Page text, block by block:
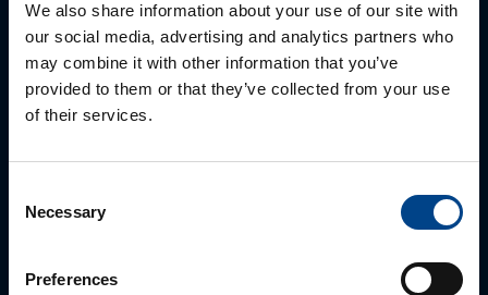
We also share information about your use of our site with
our social media, advertising and analytics partners who
may combine it with other information that you’ve
provided to them or that they’ve collected from your use
of their services.
Selection
Necessary
Preferences
+358 50 596 7006